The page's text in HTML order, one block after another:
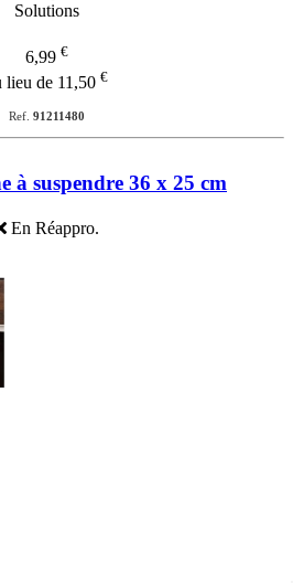
6,99 €
lieu de 11,50 €
Ref. 91211480
à suspendre 36 x 25 cm
En Réappro.